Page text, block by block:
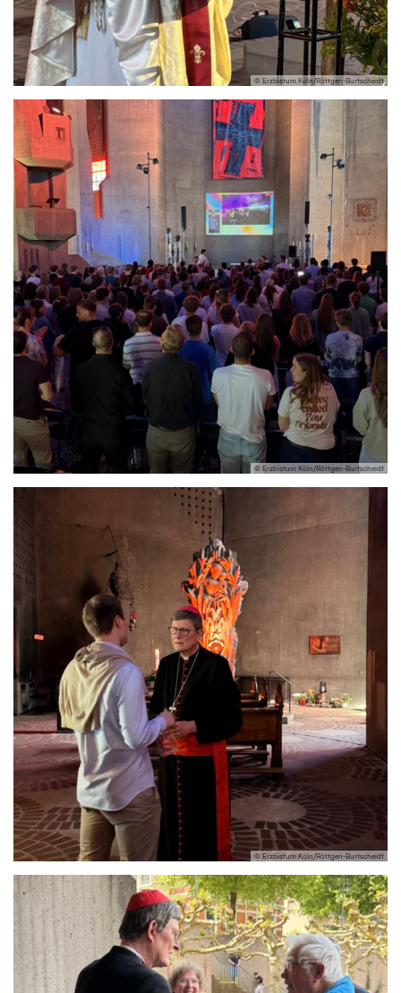
© Erzbistum Köln/Röttgen-Burtscheidt
© Erzbistum Köln/Röttgen-Burtscheidt
© Erzbistum Köln/Röttgen-Burtscheidt